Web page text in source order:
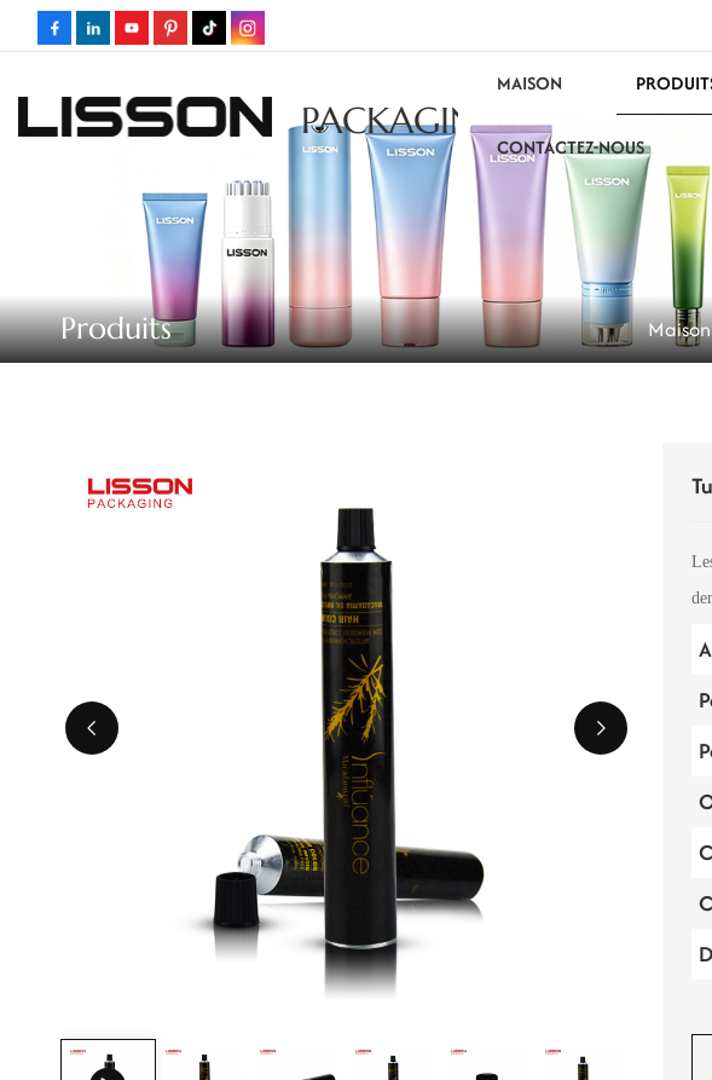
PACKAGING
MAISON
CONTACTEZ-NOUS
Produits Maison